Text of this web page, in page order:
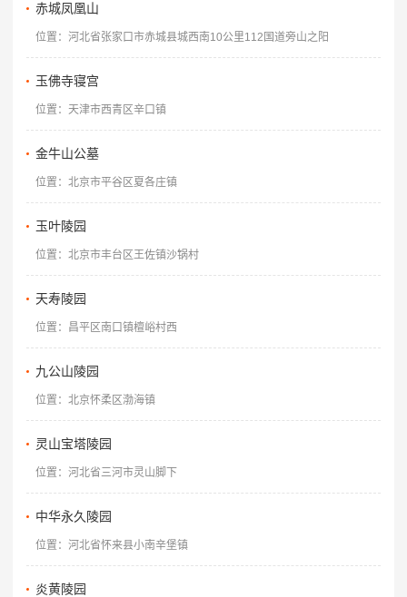
赤城凤凰山
位置：河北省张家口市赤城县城西南10公里112国道旁山之阳
玉佛寺寝宫
位置：天津市西青区辛口镇
金牛山公墓
位置：北京市平谷区夏各庄镇
玉叶陵园
位置：北京市丰台区王佐镇沙锅村
天寿陵园
位置：昌平区南口镇檀峪村西
九公山陵园
位置：北京怀柔区渤海镇
灵山宝塔陵园
位置：河北省三河市灵山脚下
中华永久陵园
位置：河北省怀来县小南辛堡镇
炎黄陵园